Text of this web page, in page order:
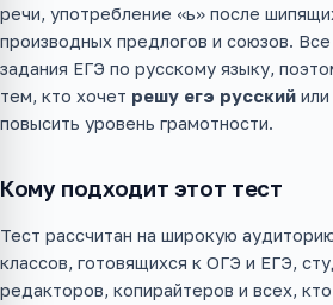
речи, употребление «ь» после
производных предлогов и союзов.
задания ЕГЭ по русскому языку,
тем, кто хочет решу егэ русский
повысить уровень грамотности.
Кому подходит этот тест
Тест рассчитан на широкую
классов, готовящихся к ОГЭ и ЕГЭ,
редакторов, копирайтеров и всех,